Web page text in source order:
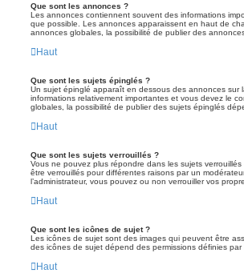
Que sont les annonces ?
Les annonces contiennent souvent des informations
que possible. Les annonces apparaissent en haut de
annonces globales, la possibilité de publier des
Haut
Que sont les sujets épinglés ?
Un sujet épinglé apparaît en dessous des annonces
informations relativement importantes et vous devez le
globales, la possibilité de publier des sujets épinglés
Haut
Que sont les sujets verrouillés ?
Vous ne pouvez plus répondre dans les sujets
être verrouillés pour différentes raisons par un
l’administrateur, vous pouvez ou non verrouiller vos
Haut
Que sont les icônes de sujet ?
Les icônes de sujet sont des images qui peuvent être
des icônes de sujet dépend des permissions définies par
Haut